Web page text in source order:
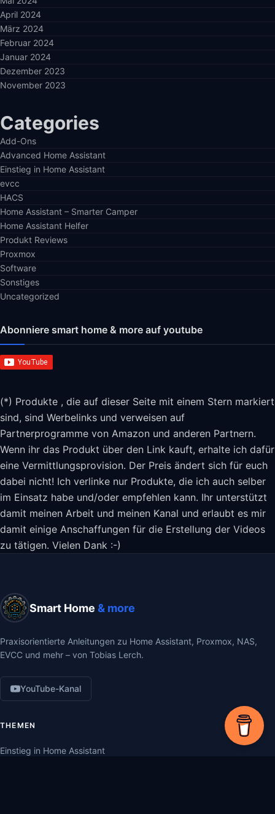
April 2024
März 2024
Februar 2024
Januar 2024
Dezember 2023
November 2023
Categories
Add-Ons
Advanced Home Assistant
Einstieg in Home Assistant
evcc
HACS
Home Assistant – Smarter Camper
Home Assistant Helfer
Produkt Reviews
Proxmox
Software
Sonstiges
Uncategorized
Abonniere smart home & more auf youtube
(*) Produkte , die auf dieser Seite mit einem Stern markiert
sind, sind Werbelinks und verweisen auf
Partnerprogramme von Amazon und anderen Partnern.
Wenn ihr das Produkt über den Link kauft, erhalte ich dafür
eine Vermittlungsprovision. Der Preis ändert sich für euch
dabei nicht! Ich verlinke nur Produkte, die ich auch selber
im Einsatz habe und/oder empfehlen kann. Ihr unterstützt
damit meinen Arbeit und meinen Kanal und erlaubt es mir
damit einige Anschaffungen für die Erstellung der Videos
zu tätigen. Vielen Dank :-)
Smart Home & more
Praxisorientierte Anleitungen zu Home Assistant, Proxmox, NAS,
EVCC und mehr – von Tobias Lerch.
YouTube-Kanal
THEMEN
Einstieg in Home Assistant